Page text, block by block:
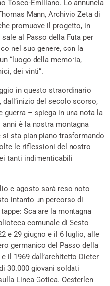
Tosco-Emiliano. Lo annuncia
Mann, Archivio Zeta di
promuove il progetto, in
al Passo della Futa per
nel suo genere, con la
“luogo della memoria,
dei vinti”.
in questo straordinario
dall’inizio del secolo scorso,
– spiega in una nota la
anni è la nostra montagna
sta pian piano trasformando
le riflessioni del nostro
tanti indimenticabili
e agosto sarà reso noto
intanto un percorso di
Scalare la montagna
comunale di Sesto
e 29 giugno e il 6 luglio, alle
germanico del Passo della
il 1969 dall’architetto Dieter
30.000 giovani soldati
Linea Gotica. Oesterlen